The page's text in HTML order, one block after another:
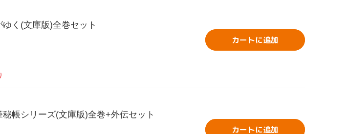
ゆく(文庫版)全巻セット
カートに追加
秘帳シリーズ(文庫版)全巻+外伝セット
カートに追加